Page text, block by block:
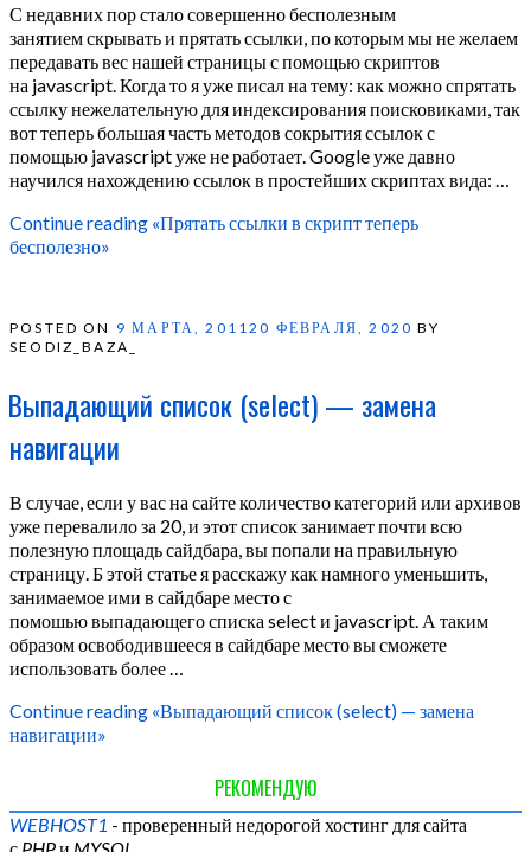
С недавних пор стало совершенно бесполезным
занятием скрывать и прятать ссылки, по которым мы не желаем
передавать вес нашей страницы с помощью скриптов
на javascript. Когда то я уже писал на тему: как можно спрятать
ссылку нежелательную для индексирования поисковиками, так
вот теперь большая часть методов сокрытия ссылок с
помощью javascript уже не работает. Google уже давно
научился нахождению ссылок в простейших скриптах вида: …
Continue reading «Прятать ссылки в скрипт теперь
бесполезно»
POSTED ON 9 МАРТА, 201120 ФЕВРАЛЯ, 2020 BY
SEODIZ_BAZA_
Выпадающий список (select) — замена
навигации
В случае, если у вас на сайте количество категорий или архивов
уже перевалило за 20, и этот список занимает почти всю
полезную площадь сайдбара, вы попали на правильную
страницу. Б этой статье я расскажу как намного уменьшить,
занимаемое ими в сайдбаре место с
помошью выпадающего списка select и javascript. А таким
образом освободившееся в сайдбаре место вы сможете
использовать более …
Continue reading «Выпадающий список (select) — замена
навигации»
РЕКОМЕНДУЮ
WEBHOST1 - проверенный недорогой хостинг для сайта